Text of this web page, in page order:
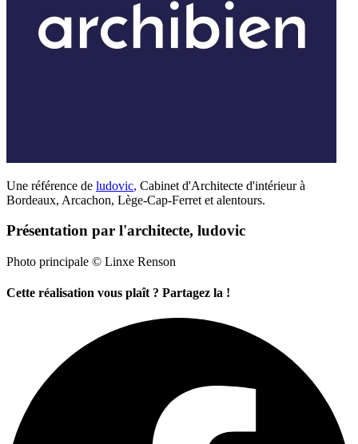
Une référence de ludovic, Cabinet d'Architecte d'intérieur à
Bordeaux, Arcachon, Lège-Cap-Ferret et alentours.
Présentation par l'architecte, ludovic
Photo principale © Linxe Renson
Cette réalisation vous plaît ? Partagez la !